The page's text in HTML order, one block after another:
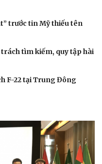
Blog
trước tin Mỹ thiếu tên
tìm kiếm, quy tập hài
F-22 tại Trung Đông